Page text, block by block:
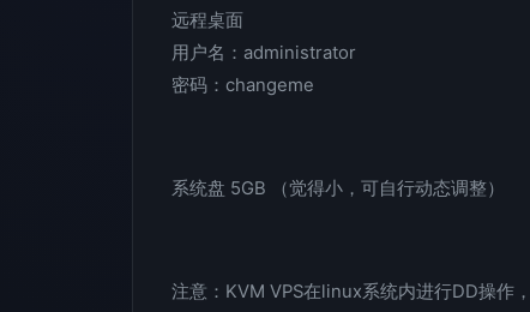
远程桌面
用户名：administrator
密码：changeme
系统盘 5GB （觉得小，可自行动态调整）
注意：KVM VPS在linux系统内进行DD操作